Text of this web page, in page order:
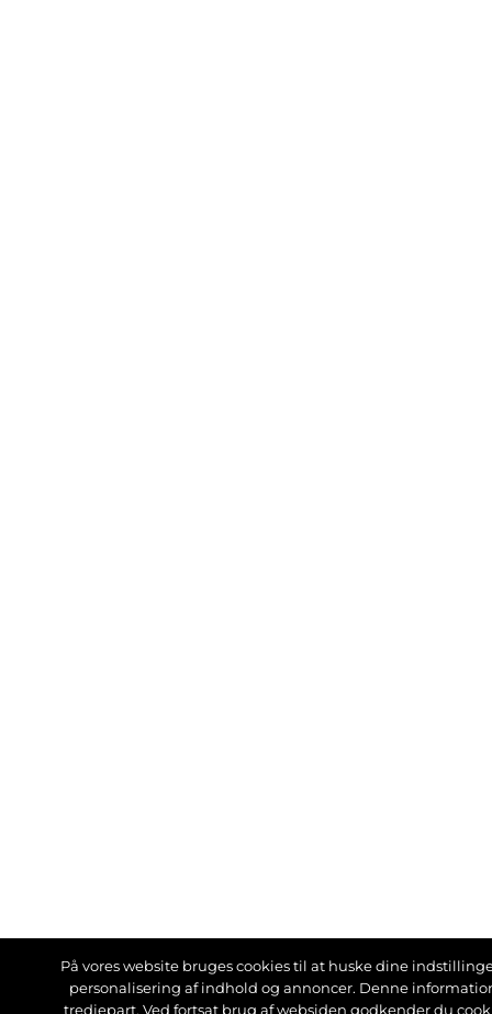
På vores website bruges cookies til at huske dine
personalisering af indhold og annoncer. Denne
tredjepart. Ved fortsat brug af websiden godkender du